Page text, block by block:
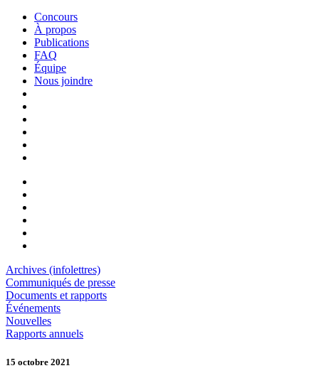
Concours
À propos
Publications
FAQ
Équipe
Nous joindre
Archives (infolettres)
Communiqués de presse
Documents et rapports
Événements
Nouvelles
Rapports annuels
15 octobre 2021